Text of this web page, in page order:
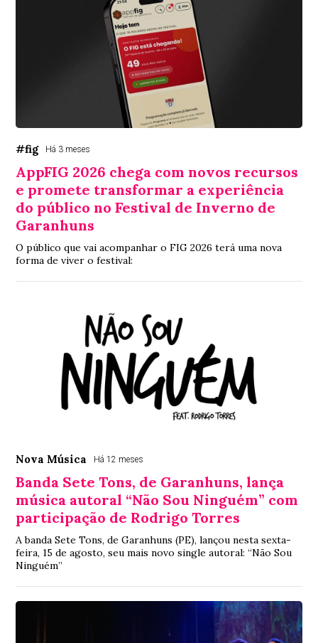
#fig Há 3 meses
AppFIG 2026 chega com novos recursos
e promete transformar a experiência
do público no Festival de Inverno de
Garanhuns
O público que vai acompanhar o FIG 2026 terá uma nova
forma de viver o festival:
Nova Música Há 12 meses
Banda Sete Tons, de Garanhuns, lança
música autoral “Não Sou Ninguém” com
participação de Rodrigo Torres
A banda Sete Tons, de Garanhuns (PE), lançou nesta sexta-
feira, 15 de agosto, seu mais novo single autoral: “Não Sou
Ninguém”